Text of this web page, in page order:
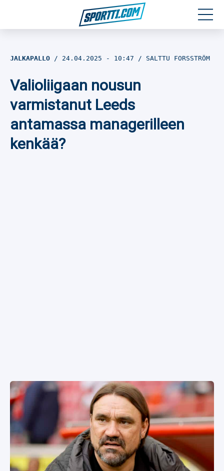
Jalkapallo
Yleisurheilu
Talviurheilu
JALKAPALLO 24.04.2025 - 10:47 SALTTU FORSSTRÖM
Valioliigaan nousun
varmistanut Leeds
antamassa managerilleen
kenkää?